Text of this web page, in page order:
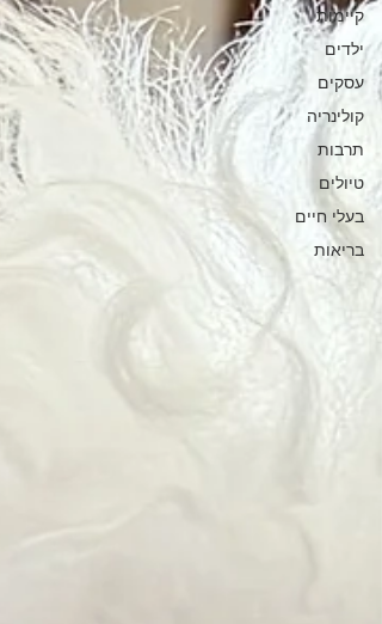
קיימות
ילדים
עסקים
קולינריה
תרבות
טיולים
בעלי חיים
בריאות